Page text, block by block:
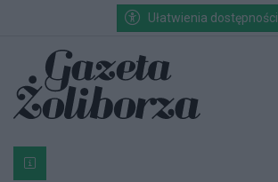
Przejdź do głównych treści
Przejdź do wyszukiwarki
Przejdź do głównego menuUłatwienia dostępności